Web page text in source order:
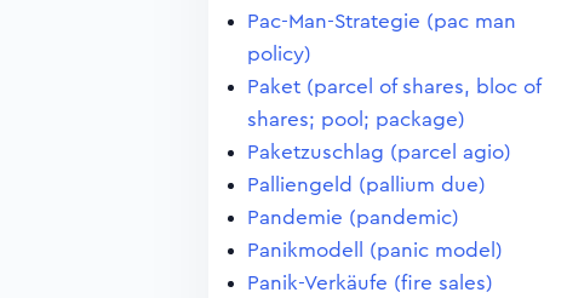
Pac-Man-Strategie (pac man
policy)
Paket (parcel of shares, bloc of
shares; pool; package)
Paketzuschlag (parcel agio)
Palliengeld (pallium due)
Pandemie (pandemic)
Panikmodell (panic model)
Panik-Verkäufe (fire sales)